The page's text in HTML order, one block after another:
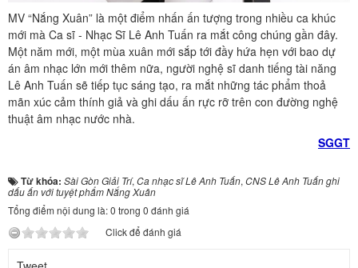
MV “Nắng Xuân” là một điểm nhấn ấn tượng trong nhiều ca khúc
mới mà Ca sĩ - Nhạc Sĩ Lê Anh Tuấn ra mắt công chúng gần đây.
Một năm mới, một mùa xuân mới sắp tới đầy hứa hẹn với bao dự
án âm nhạc lớn mới thêm nữa, người nghệ sĩ danh tiếng tài năng
Lê Anh Tuấn sẽ tiếp tục sáng tạo, ra mắt những tác phẩm thoả
mãn xúc cảm thính giả và ghi dấu ấn rực rỡ trên con đường nghệ
thuật âm nhạc nước nhà.
SGGT
Từ khóa: Sài Gòn Giải Trí, Ca nhạc sĩ Lê Anh Tuấn, CNS Lê Anh Tuấn ghi
dấu ấn với tuyệt phẩm Nắng Xuân
Tổng điểm nội dung là: 0 trong 0 đánh giá
Click để đánh giá